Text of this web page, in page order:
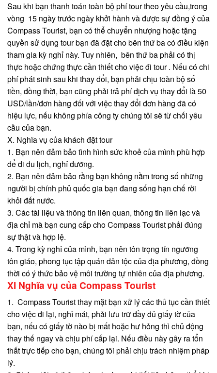
Sau khi bạn thanh toán toàn bộ phí tour theo yêu cầu,trong
vòng 15 ngày trước ngày khởi hành và được sự đồng ý của
Compass Tourist, bạn có thể chuyển nhượng hoặc tặng
quyền sử dụng tour bạn đã đặt cho bên thứ ba có điều kiện
tham gia kỳ nghỉ này. Tuy nhiên, bên thứ ba phải có thị
thực hoặc chứng thực cần thiết cho việc đi tour . Nếu có chi
phí phát sinh sau khi thay đổi, bạn phải chịu toàn bộ số
tiền, đồng thời, bạn cũng phải trả phí dịch vụ thay đổi là 50
USD/lần/đơn hàng đối với việc thay đổi đơn hàng đã có
hiệu lực, nếu không phía công ty chúng tôi sẽ từ chối yêu
cầu của bạn.
X. Nghĩa vụ của khách đặt tour
1. Bạn nên đảm bảo tình hình sức khoẻ của mình phù hợp
để đi du lịch, nghỉ dưỡng.
2. Bạn nên đảm bảo rằng bạn không nằm trong số những
người bị chính phủ quốc gia bạn đang sống hạn chế rời
khỏi đất nước.
3. Các tài liệu và thông tin liên quan, thông tin liên lạc và
địa chỉ mà bạn cung cấp cho Compass Tourist phải đúng
sự thật và hợp lệ.
4. Trong kỳ nghỉ của mình, bạn nên tôn trọng tín ngưỡng
tôn giáo, phong tục tập quán dân tộc của địa phương, đồng
thời có ý thức bảo vệ môi trường tự nhiên của địa phương.
XI Nghĩa vụ của Compass Tourist
1. Compass Tourist thay mặt bạn xử lý các thủ tục cần thiết
cho việc đi lại, nghỉ mát, phải lưu trữ đầy đủ giấy tờ của
bạn, nếu có giấy tờ nào bị mất hoặc hư hỏng thì chủ động
thay thế ngay và chịu phí cấp lại. Nếu điều này gây ra tổn
thất trực tiếp cho bạn, chúng tôi phải chịu trách nhiệm pháp
lý.